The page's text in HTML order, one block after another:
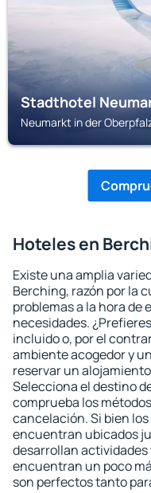
Stadthotel
Neumarkt in der
Hoteles en
Existe una amplia
Berching, razón por la
problemas a la hora de
necesidades.
incluido o, por el
ambiente acogedor y
reservar un
Selecciona el destino
comprueba los
cancelación. Si bien
encuentran ubicados
desarrollan
encuentran un poco
son perfectos tanto